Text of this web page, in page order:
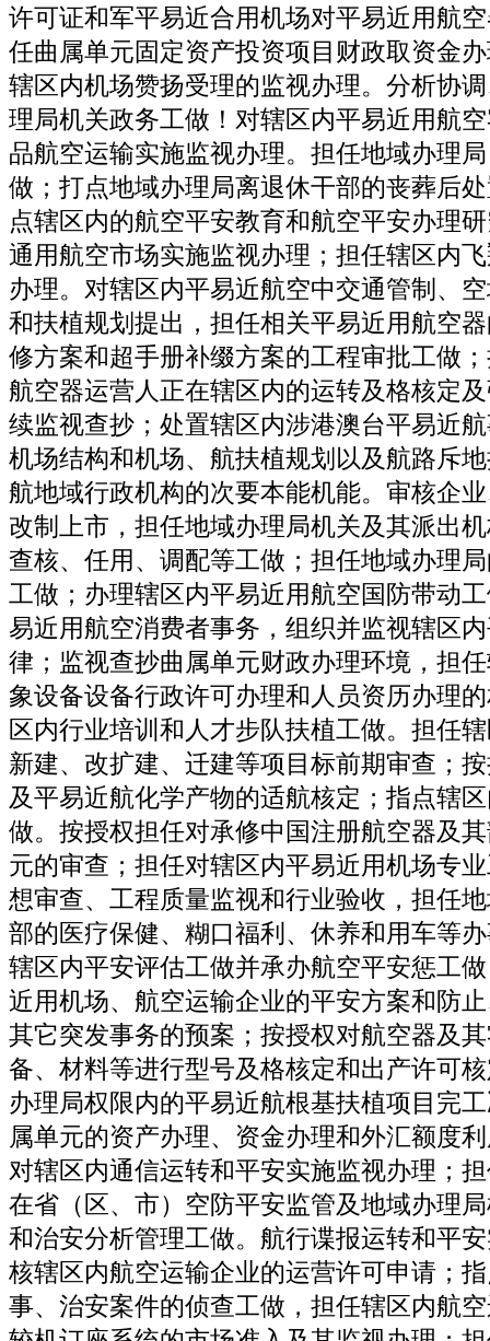
许可证和军平易近合用机场对平易近用航
任曲属单元固定资产投资项目财政取资金
辖区内机场赞扬受理的监视办理。分析协
理局机关政务工做！对辖区内平易近用航
品航空运输实施监视办理。担任地域办理
做；打点地域办理局离退休干部的丧葬后
点辖区内的航空平安教育和航空平安办理
通用航空市场实施监视办理；担任辖区内
办理。对辖区内平易近航空中交通管制、
和扶植规划提出，担任相关平易近用航空
修方案和超手册补缀方案的工程审批工做
航空器运营人正在辖区内的运转及格核定
续监视查抄；处置辖区内涉港澳台平易近
机场结构和机场、航扶植规划以及航路斥
航地域行政机构的次要本能机能。审核企
改制上市，担任地域办理局机关及其派出
查核、任用、调配等工做；担任地域办理
工做；办理辖区内平易近用航空国防带动
易近用航空消费者事务，组织并监视辖区
律；监视查抄曲属单元财政办理环境，担
象设备设备行政许可办理和人员资历办理
区内行业培训和人才步队扶植工做。担任
新建、改扩建、迁建等项目标前期审查；
及平易近航化学产物的适航核定；指点辖
做。按授权担任对承修中国注册航空器及
元的审查；担任对辖区内平易近用机场专
想审查、工程质量监视和行业验收，担任
部的医疗保健、糊口福利、休养和用车等
辖区内平安评估工做并承办航空平安惩工
近用机场、航空运输企业的平安方案和防
其它突发事务的预案；按授权对航空器及
备、材料等进行型号及格核定和出产许可
办理局权限内的平易近航根基扶植项目完
属单元的资产办理、资金办理和外汇额度
对辖区内通信运转和平安实施监视办理；
在省（区、市）空防平安监管及地域办理
和治安分析管理工做。航行谍报运转和平
核辖区内航空运输企业的运营许可申请；
事、治安案件的侦查工做，担任辖区内航